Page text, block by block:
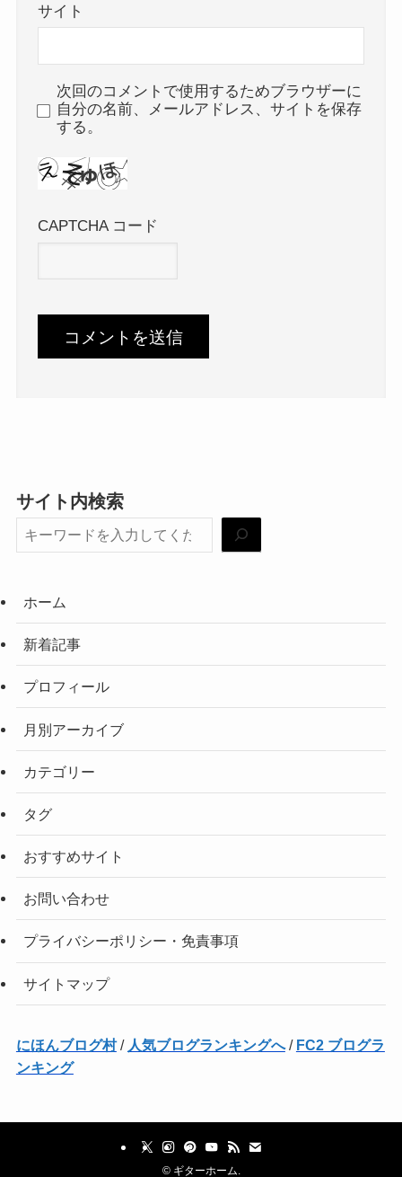
サイト
次回のコメントで使用するためブラウザーに
自分の名前、メールアドレス、サイトを保存
する。
CAPTCHA コード
サイト内検索
ホーム
新着記事
プロフィール
月別アーカイブ
カテゴリー
タグ
おすすめサイト
お問い合わせ
プライバシーポリシー・免責事項
サイトマップ
にほんブログ村/ 人気ブログランキングへ/ FC2 ブログラ
ンキング
©ギターホーム.